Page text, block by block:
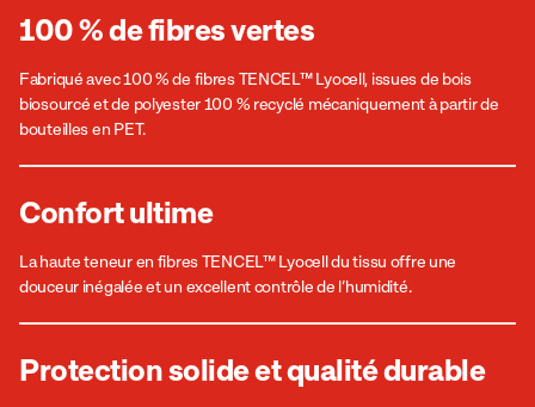
100 % de fibres vertes
Fabriqué avec 100 % de fibres TENCEL™ Lyocell, issues de bois
biosourcé et de polyester 100 % recyclé mécaniquement à partir de
bouteilles en PET.
Confort ultime
La haute teneur en fibres TENCEL™ Lyocell du tissu offre une
douceur inégalée et un excellent contrôle de l’humidité.
Protection solide et qualité durable